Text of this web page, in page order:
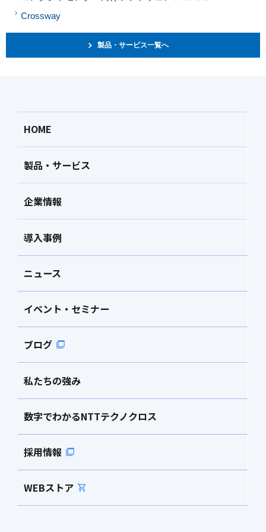
Crossway
製品・サービス一覧へ
HOME
製品・サービス
企業情報
導入事例
ニュース
イベント・セミナー
ブログ
私たちの強み
数字でわかるNTTテクノクロス
採用情報
WEBストア